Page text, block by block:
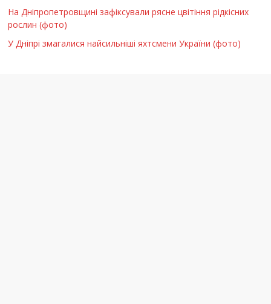
На Дніпропетровщині зафіксували рясне цвітіння рідкісних
рослин (фото)
У Дніпрі змагалися найсильніші яхтсмени України (фото)